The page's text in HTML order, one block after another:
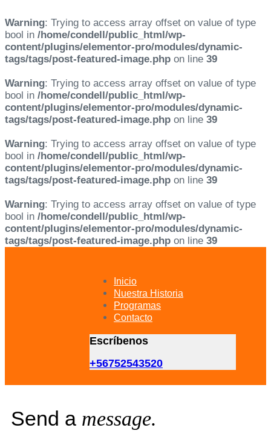
Warning: Trying to access array offset on value of type
bool in /home/condell/public_html/wp-
content/plugins/elementor-pro/modules/dynamic-
tags/tags/post-featured-image.php on line 39
Warning: Trying to access array offset on value of type
bool in /home/condell/public_html/wp-
content/plugins/elementor-pro/modules/dynamic-
tags/tags/post-featured-image.php on line 39
Warning: Trying to access array offset on value of type
bool in /home/condell/public_html/wp-
content/plugins/elementor-pro/modules/dynamic-
tags/tags/post-featured-image.php on line 39
Warning: Trying to access array offset on value of type
bool in /home/condell/public_html/wp-
content/plugins/elementor-pro/modules/dynamic-
tags/tags/post-featured-image.php on line 39
Inicio
Nuestra Historia
Programas
Contacto
Escríbenos
+56752543520
Send a message.